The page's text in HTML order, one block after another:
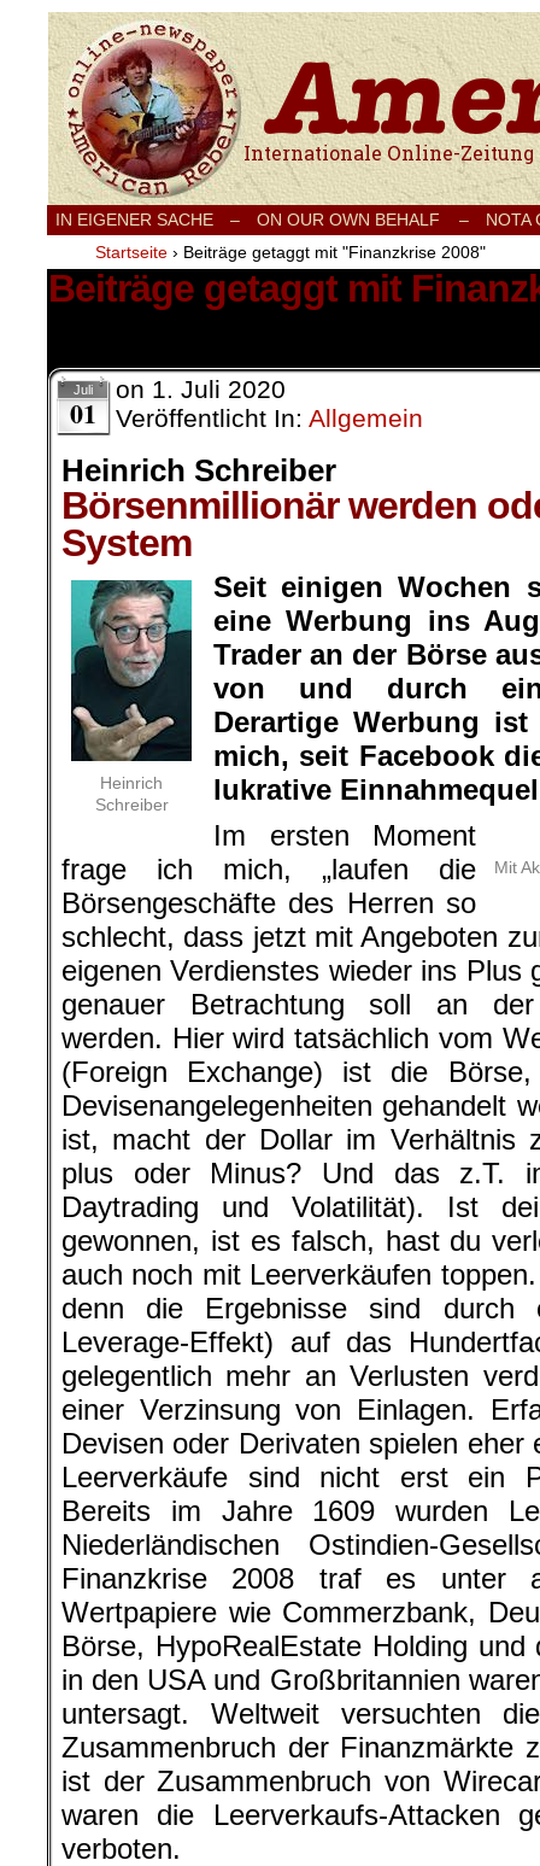
Internationale Onlinezeitung für Frieden,
IN EIGENER SACHE – ON OUR OWN BEHALF –
NOTA
Startseite › Beiträge getaggt mit "Finanzkrise 2008"
Beiträge getaggt mit
Juli
01
on 1. Juli 2020
Veröffentlicht In: Allgemein
Heinrich Schreiber
Börsenmillionär werden
System
Heinrich
Schreiber
Seit einigen Wochen
eine Werbung ins
Trader an der Börse
von und durch
Derartige Werbung
mich, seit Facebook
lukrative
Mit
Im ersten Moment
frage ich mich, „laufen die
Börsengeschäfte des Herren so
schlecht, dass jetzt mit Angeboten
eigenen Verdienstes wieder ins Plus
genauer Betrachtung soll an
werden. Hier wird tatsächlich vom
(Foreign Exchange) ist die
Devisenangelegenheiten gehandelt
ist, macht der Dollar im Verhältnis
plus oder Minus? Und das z.T.
Daytrading und Volatilität). Ist
gewonnen, ist es falsch, hast du
auch noch mit Leerverkäufen
denn die Ergebnisse sind durch
Leverage-Effekt) auf das
gelegentlich mehr an Verlusten
einer Verzinsung von Einlagen.
Devisen oder Derivaten spielen eher
Leerverkäufe sind nicht erst ein
Bereits im Jahre 1609 wurden
Niederländischen Ostindien-
Finanzkrise 2008 traf es unter
Wertpapiere wie Commerzbank,
Börse, HypoRealEstate Holding
in den USA und Großbritannien
untersagt. Weltweit versuchten
Zusammenbruch der Finanzmärkte
ist der Zusammenbruch von
waren die Leerverkaufs-Attacken
verboten.